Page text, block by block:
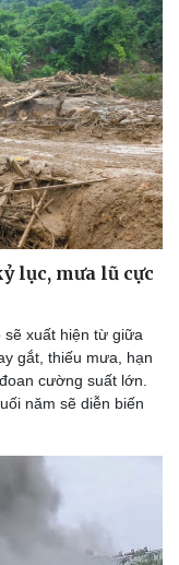
lục, mưa lũ cực
xuất hiện từ giữa
gắt, thiếu mưa, hạn
cường suất lớn.
năm sẽ diễn biến